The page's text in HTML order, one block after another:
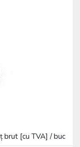
brut [cu TVA] / buc